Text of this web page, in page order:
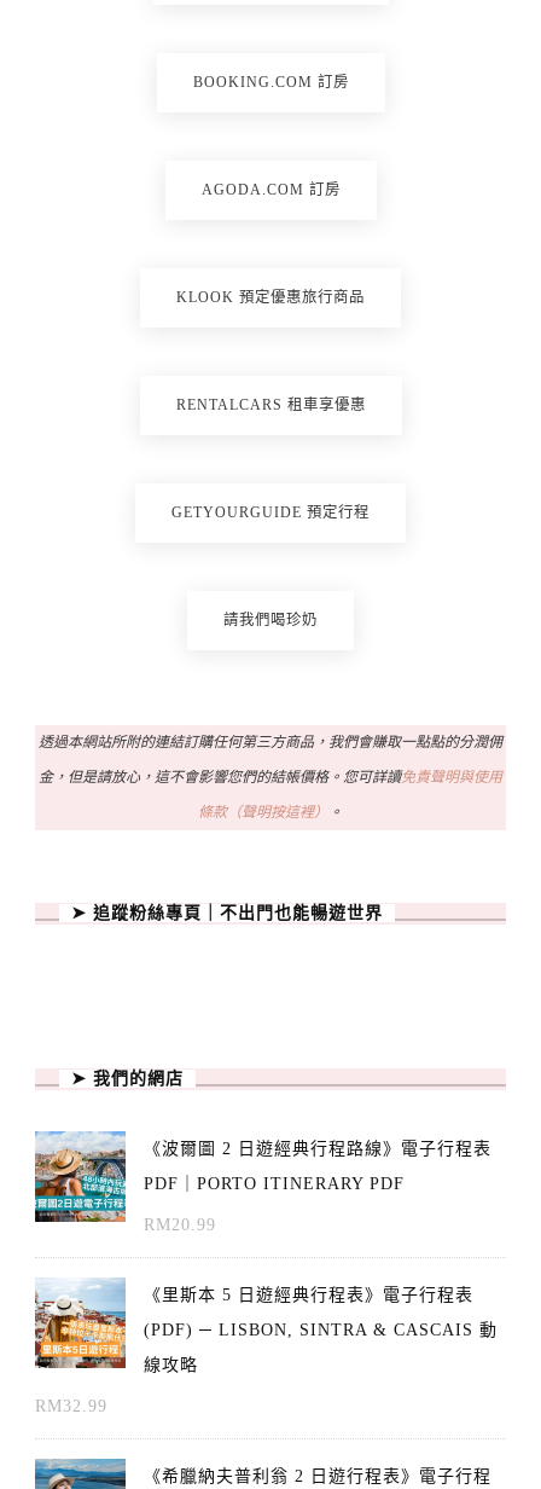
BOOKING.COM 訂房
AGODA.COM 訂房
KLOOK 預定優惠旅行商品
RENTALCARS 租車享優惠
GETYOURGUIDE 預定行程
請我們喝珍奶
透過本網站所附的連結訂購任何第三方商品，我們會賺取一點點的分潤佣
金，但是請放心，這不會影響您們的結帳價格。您可詳讀免責聲明與使用
條款（聲明按這裡） 。
➤ 追蹤粉絲專頁｜不出門也能暢遊世界
➤ 我們的網店
《波爾圖 2 日遊經典行程路線》電子行程表
PDF｜PORTO ITINERARY PDF
RM20.99
《里斯本 5 日遊經典行程表》電子行程表
(PDF) ─ LISBON, SINTRA & CASCAIS 動
線攻略
RM32.99
《希臘納夫普利翁 2 日遊行程表》電子行程